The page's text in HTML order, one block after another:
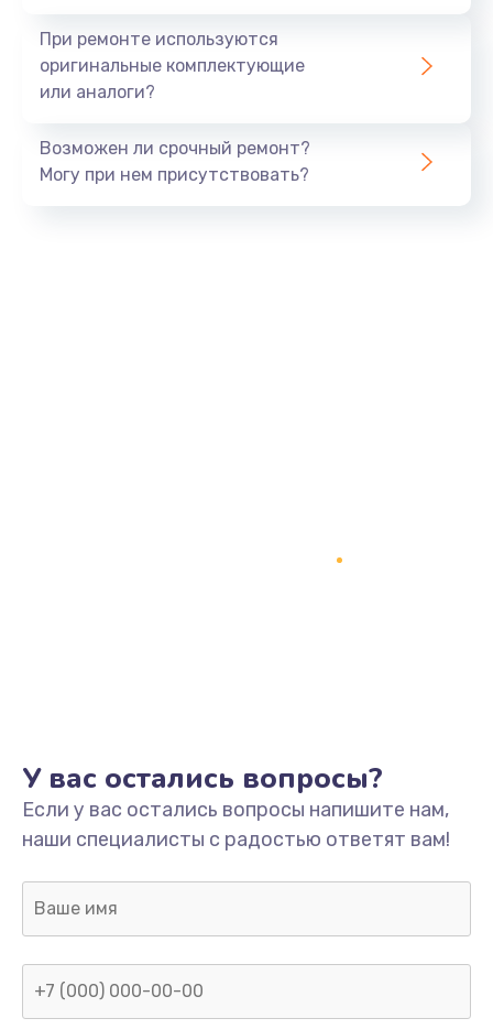
При ремонте используются
оригинальные комплектующие
или аналоги?
Возможен ли срочный ремонт?
Могу при нем присутствовать?
У вас остались вопросы?
Если у вас остались вопросы напишите нам,
наши специалисты с радостью ответят вам!